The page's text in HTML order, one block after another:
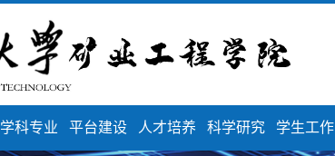
学科专业 平台建设 人才培养 科学研究 学生工作